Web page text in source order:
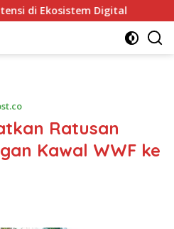
Digital Tim Gabungan
Ratusan
Kawal WWF ke